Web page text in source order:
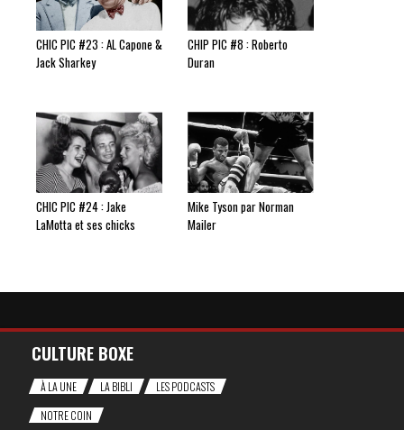
CHIC PIC #23 : AL Capone &
Jack Sharkey
CHIP PIC #8 : Roberto
Duran
CHIC PIC #24 : Jake
LaMotta et ses chicks
Mike Tyson par Norman
Mailer
CULTURE BOXE
À LA UNE LA BIBLI
LES PODCASTS
NOTRE COIN